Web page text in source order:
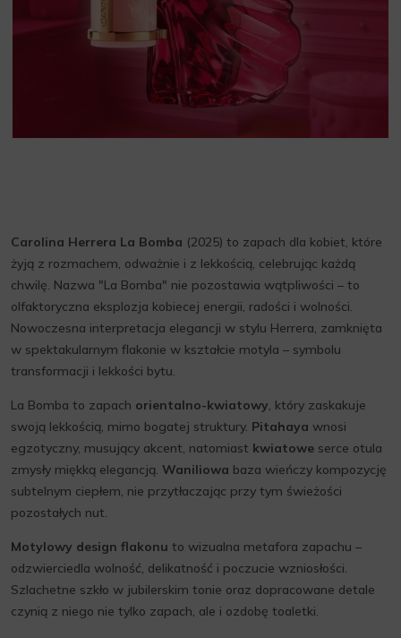
Carolina Herrera La Bomba (2025) to zapach dla kobiet, które
żyją z rozmachem, odważnie i z lekkością, celebrując każdą
chwilę. Nazwa "La Bomba" nie pozostawia wątpliwości – to
olfaktoryczna eksplozja kobiecej energii, radości i wolności.
Nowoczesna interpretacja elegancji w stylu Herrera, zamknięta
w spektakularnym flakonie w kształcie motyla – symbolu
transformacji i lekkości bytu.
La Bomba to zapach orientalno-kwiatowy, który zaskakuje
swoją lekkością, mimo bogatej struktury. Pitahaya wnosi
egzotyczny, musujący akcent, natomiast kwiatowe serce otula
zmysły miękką elegancją. Waniliowa baza wieńczy kompozycję
subtelnym ciepłem, nie przytłaczając przy tym świeżości
pozostałych nut.
Motylowy design flakonu to wizualna metafora zapachu –
odzwierciedla wolność, delikatność i poczucie wzniosłości.
Szlachetne szkło w jubilerskim tonie oraz dopracowane detale
czynią z niego nie tylko zapach, ale i ozdobę toaletki.